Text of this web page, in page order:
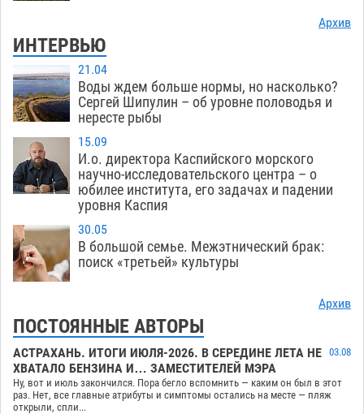
Архив
ИНТЕРВЬЮ
21.04
Воды ждем больше нормы, но насколько?
Сергей Шипулин – об уровне половодья и
нересте рыбы
15.09
И.о. директора Каспийского морского
научно-исследовательского центра – о
юбилее института, его задачах и падении
уровня Каспия
30.05
В большой семье. Межэтнический брак:
поиск «третьей» культуры
Архив
ПОСТОЯННЫЕ АВТОРЫ
АСТРАХАНЬ. ИТОГИ ИЮЛЯ-2026. В СЕРЕДИНЕ ЛЕТА НЕ
ХВАТАЛО БЕНЗИНА И… ЗАМЕСТИТЕЛЕЙ МЭРА
03.08
Ну, вот и июль закончился. Пора бегло вспомнить — каким он был в этот
раз. Нет, все главные атрибуты и симптомы остались на месте — пляж
открыли, спли...